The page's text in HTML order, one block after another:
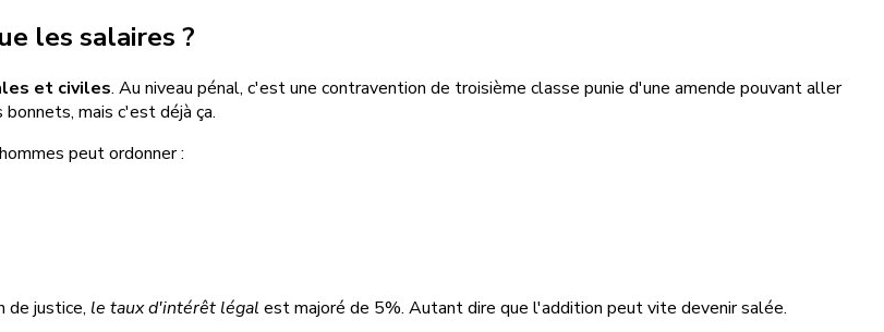
les salaires ?
et civiles. Au niveau pénal, c'est une contravention de troisième classe punie d'une amende pouvant aller
mais c'est déjà ça.
peut ordonner :
de justice, le taux d'intérêt légal est majoré de 5%. Autant dire que l'addition peut vite devenir salée.